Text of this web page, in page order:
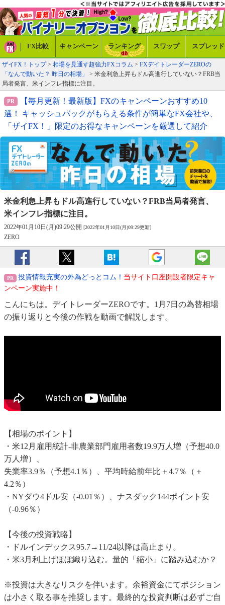
FX比較 キャンペーン ランキング スワップ スプレッド
ザイFX！トップ> 相場を見通す超強力FXコラム > FXデイトレーダーZEROの
「なんで動いた？ 昨日の相場」
> 米金利急上昇もドル高進行していない？FRB当
局者発言、米インフレ指標に注目。
【毎月更新！最新版】FXのキャンペーンおすすめ10
選！ キャッシュバックがもらえる条件が簡単なFX会社や、
「ザイFX！」限定のお得なキャンペーンを厳選して紹介
米金利急上昇もドル高進行していない？FRB当局者発言、
米インフレ指標に注目。
2022年01月10日(月)09:29公開 [2022年01月10日(月)09:29更新]
ZERO
投資情報充実の外為どっとコム！ 当サイト口座開設者限定キャ
ンペーン実施中！
こんにちは。デイトレーダーZEROです。1月7日の為替相場
の振り返りと今後の作戦を動画で解説します。
【相場のポイント】
・米12月雇用統計-非農業部門雇用者数19.9万人増（予想40.0
万人増）、
失業率3.9％（予想4.1％）、平均時給前年比＋4.7％（＋
4.2％）
・NYダウ4ドル安（-0.01％）、ナスダック144ポイント安
（-0.96％）
【今後の投資戦略】
・ドルインデックス95.7→11/24以降は高止まり。
・米3月利上げほぼ織り込む。量的「縮小」に踏み込むか？
※投資は大きなリスクを伴います。余裕資金にてポジション
は小さく取る事を推奨します。最終的な投資判断は必ずご自